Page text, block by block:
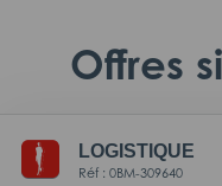
Offres
LOGISTIQUE
Réf : 0BM-309640